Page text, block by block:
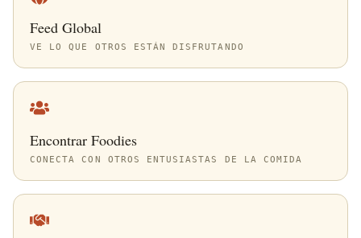
Feed Global
VE LO QUE OTROS ESTÁN DISFRUTANDO
Encontrar Foodies
CONECTA CON OTROS ENTUSIASTAS DE LA COMIDA